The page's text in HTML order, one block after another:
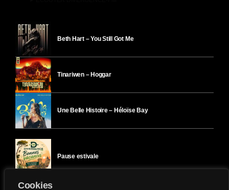
Cookies
Beth Hart – You Still Got Me
Tinariwen – Hoggar
Une Belle Histoire – Héloïse Bay
Pause estivale